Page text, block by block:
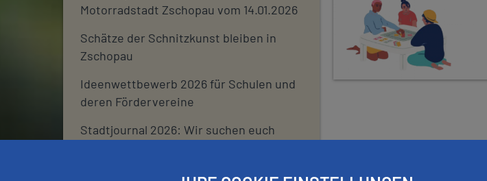
Motorradstadt Zschopau vom 14.01.2026
Schätze der Schnitzkunst bleiben in
Zschopau
Ideenwettbewerb 2026 für Schulen und
deren Fördervereine
Stadtjournal 2026: Wir suchen euch
P
G